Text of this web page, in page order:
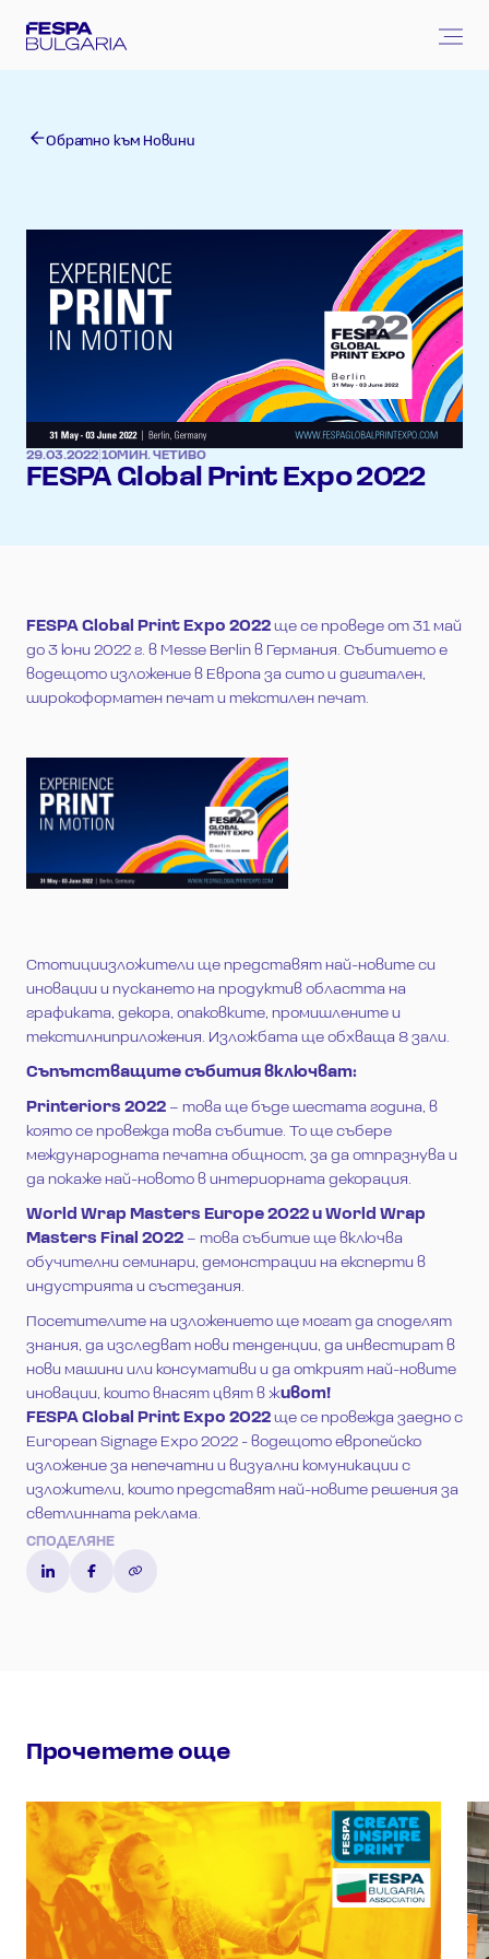
Обратно към Новини
29.03.2022 10МИН. ЧЕТИВО
FESPA Global Print Expo 2022
СПОДЕЛЯНЕ
FESPA Global Print Expo 2022 ще се проведе от 31 май
до 3 юни 2022 г. в Messe Berlin в Германия. Събитието е
водещото изложение в Европа за сито и дигитален,
широкоформатен печат и текстилен печат.
Стотициизложители ще представят най-новите си
иновации и пускането на продуктив областта на
графиката, декора, опаковките, промишлените и
текстилниприложения. Изложбата ще обхваща 8 зали.
Съпътстващите събития включват:
Printeriors 2022 – това ще бъде шестата година, в
която се провежда това събитие. То ще събере
международната печатна общност, за да отпразнува и
да покаже най-новото в интериорната декорация.
World Wrap Masters Europe 2022 и World Wrap
Masters Final 2022 – това събитие ще включва
обучителни семинари, демонстрации на експерти в
индустрията и състезания.
Посетителите на изложението ще могат да споделят
знания, да изследват нови тенденции, да инвестират в
нови машини или консумативи и да открият най-новите
иновации, които внасят цвят в живот!
FESPA Global Print Expo 2022 ще се провежда заедно с
European Signage Expo 2022 - водещото европейско
изложение за непечатни и визуални комуникации с
изложители, които представят най-новите решения за
светлинната реклама.
Прочетете още